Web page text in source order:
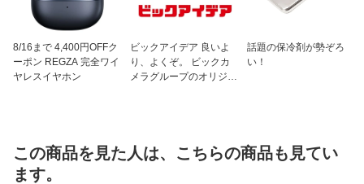
8/16まで 4,400円OFFク
ーポン REGZA 完全ワイ
ヤレスイヤホン
ビックアイデア 良いよ
り、よくぞ。 ビックカ
メラグループのオリジナ
話題の保冷剤が勢ぞろ
い！
この商品を見た人は、こちらの商品も見てい
ます。